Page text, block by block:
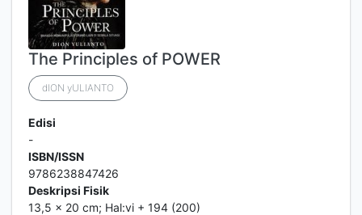
The Principles of POWER
dION yULIANTO
Edisi
-
ISBN/ISSN
9786238847426
Deskripsi Fisik
13,5 x 20 cm; Hal:vi + 194 (200)